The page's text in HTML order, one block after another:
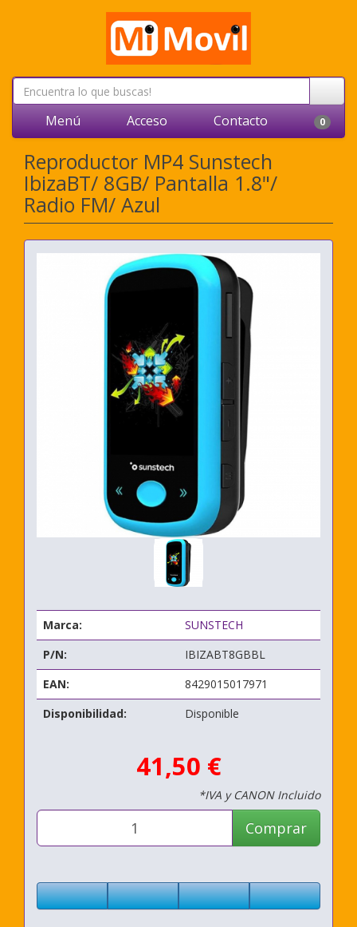
Menú Acceso Contacto 0
Reproductor MP4 Sunstech
IbizaBT/ 8GB/ Pantalla 1.8"/
Radio FM/ Azul
Marca:
SUNSTECH
P/N:
IBIZABT8GBBL
EAN:
8429015017971
Disponibilidad:
Disponible
41,50 €
*IVA y CANON Incluido
Comprar